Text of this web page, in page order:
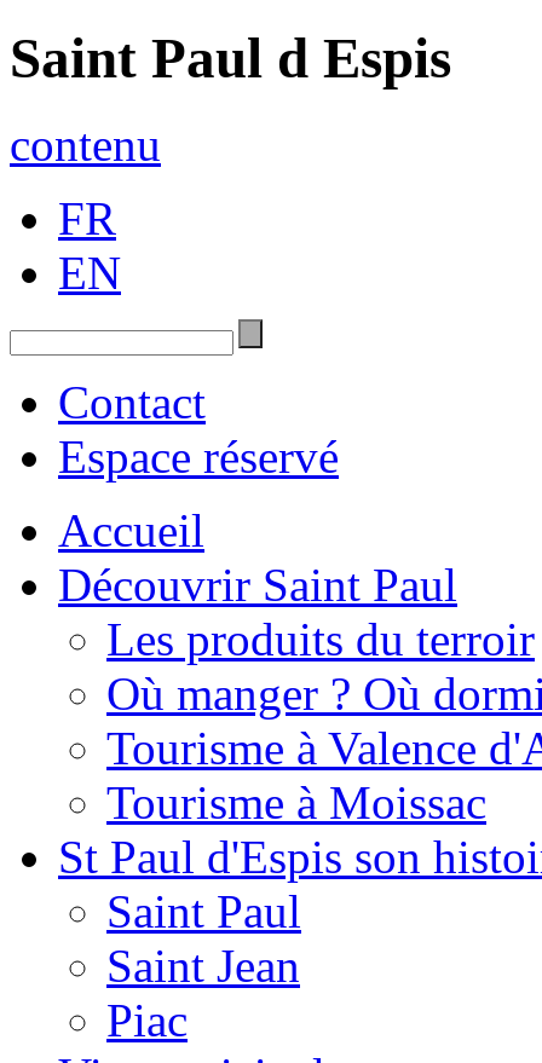
Saint Paul d Espis
contenu
FR
EN
Contact
Espace réservé
Accueil
Découvrir Saint Paul
Les produits du terroir
Où manger ? Où
Tourisme à Valence
Tourisme à Moissac
St Paul d'Espis son
Saint Paul
Saint Jean
Piac